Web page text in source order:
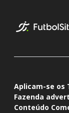
Aplicam-se os
Fazenda
Conteúdo